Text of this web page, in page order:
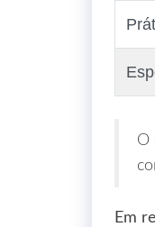
O
Em